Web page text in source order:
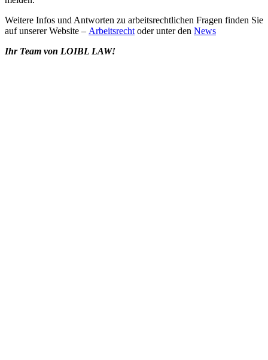
Weitere Infos und Antworten zu arbeitsrechtlichen Fragen finden Sie
auf unserer Website – Arbeitsrecht oder unter den News
Ihr Team von LOIBL LAW!